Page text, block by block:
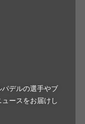
デルの選手やブ
ースをお届けし